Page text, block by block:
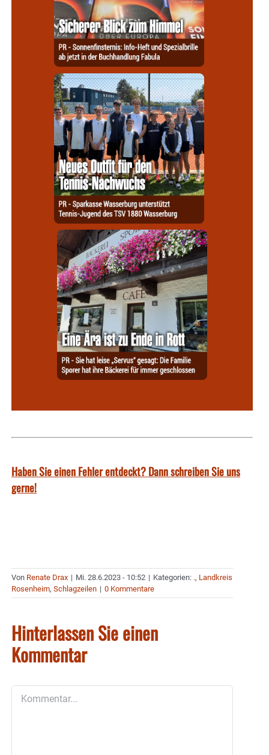
Haben Sie einen Fehler entdeckt? Dann schreiben Sie uns
gerne!
Von Renate Drax | Mi. 28.6.2023 - 10:52 | Kategorien: ., Landkreis
Rosenheim, Schlagzeilen | 0 Kommentare
Hinterlassen Sie einen
Kommentar